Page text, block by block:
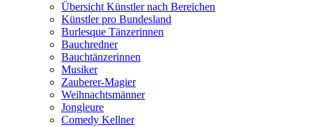
Übersicht Künstler nach Bereichen
Künstler pro Bundesland
Burlesque Tänzerinnen
Bauchredner
Bauchtänzerinnen
Musiker
Zauberer-Magier
Weihnachtsmänner
Jongleure
Comedy Kellner